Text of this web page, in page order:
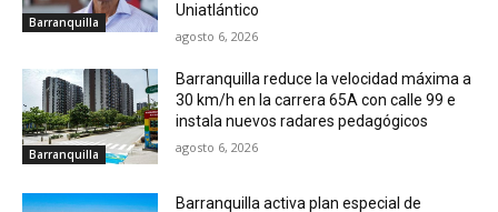
Barranquilla
Uniatlántico
agosto 6, 2026
Barranquilla
Barranquilla reduce la velocidad máxima a
30 km/h en la carrera 65A con calle 99 e
instala nuevos radares pedagógicos
agosto 6, 2026
Barranquilla activa plan especial de